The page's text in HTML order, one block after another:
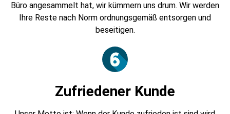
Büro angesammelt hat, wir kümmern uns drum. Wir werden
Ihre Reste nach Norm ordnungsgemäß entsorgen und
beseitigen.
Zufriedener Kunde